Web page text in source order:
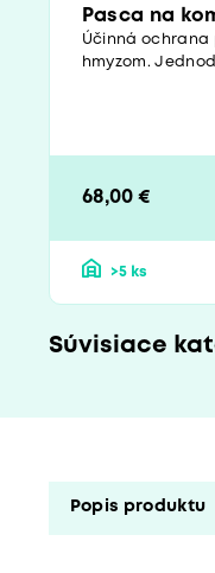
Pasca na
Účinná ochrana
hmyzom.
68,00 €
>5 ks
Súvisiace
Popis produktu